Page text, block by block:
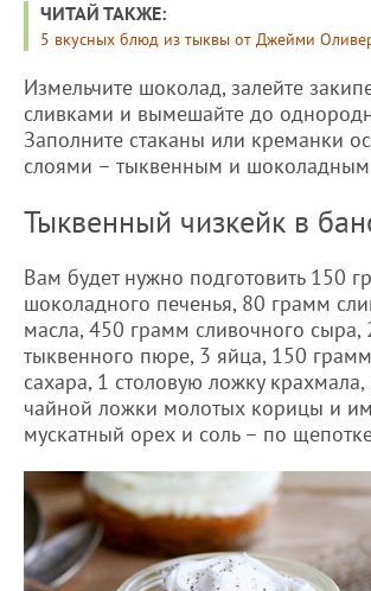
ЧИТАЙ ТАКЖЕ:
5 вкусных блюд из тыквы от Джейми
Измельчите шоколад, залейте
сливками и вымешайте до
Заполните стаканы или креманки
слоями – тыквенным и
Тыквенный чизкейк в
Вам будет нужно подготовить 150
шоколадного печенья, 80 грамм
масла, 450 грамм сливочного сыра,
тыквенного пюре, 3 яйца, 150
сахара, 1 столовую ложку
чайной ложки молотых корицы и
мускатный орех и соль – по